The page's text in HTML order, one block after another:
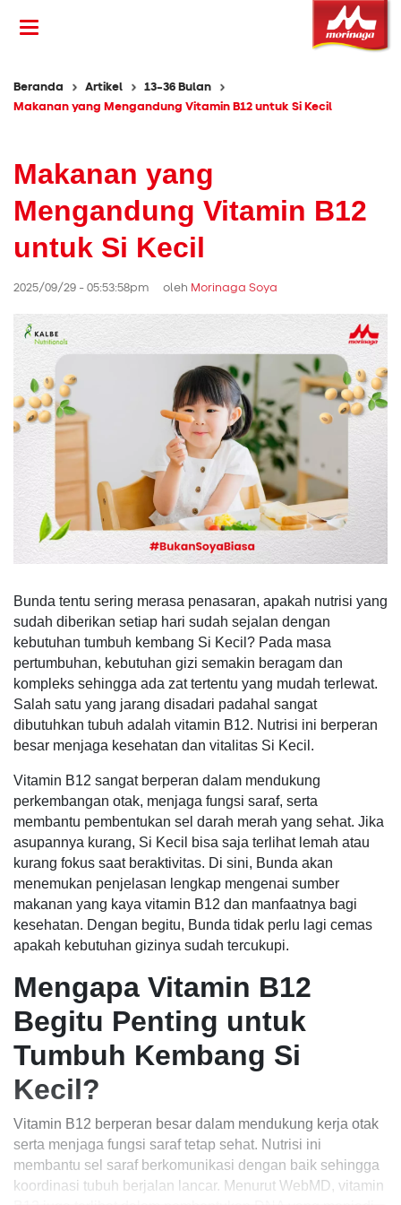
Beranda Artikel
13-36 Bulan
Makanan yang Mengandung Vitamin B12 untuk Si Kecil
Makanan yang
Mengandung Vitamin B12
untuk Si Kecil
2025/09/29 - 05:53:58pm oleh Morinaga Soya
Bunda tentu sering merasa penasaran, apakah nutrisi yang
sudah diberikan setiap hari sudah sejalan dengan
kebutuhan tumbuh kembang Si Kecil? Pada masa
pertumbuhan, kebutuhan gizi semakin beragam dan
kompleks sehingga ada zat tertentu yang mudah terlewat.
Salah satu yang jarang disadari padahal sangat
dibutuhkan tubuh adalah vitamin B12. Nutrisi ini berperan
besar menjaga kesehatan dan vitalitas Si Kecil.
Vitamin B12 sangat berperan dalam mendukung
perkembangan otak, menjaga fungsi saraf, serta
membantu pembentukan sel darah merah yang sehat. Jika
asupannya kurang, Si Kecil bisa saja terlihat lemah atau
kurang fokus saat beraktivitas. Di sini, Bunda akan
menemukan penjelasan lengkap mengenai sumber
makanan yang kaya vitamin B12 dan manfaatnya bagi
kesehatan. Dengan begitu, Bunda tidak perlu lagi cemas
apakah kebutuhan gizinya sudah tercukupi.
Mengapa Vitamin B12
Begitu Penting untuk
Tumbuh Kembang Si
Kecil?
Vitamin B12 berperan besar dalam mendukung kerja otak
serta menjaga fungsi saraf tetap sehat. Nutrisi ini
membantu sel saraf berkomunikasi dengan baik sehingga
koordinasi tubuh berjalan lancar. Menurut WebMD, vitamin